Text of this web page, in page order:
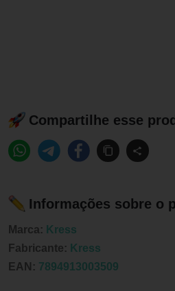
Compartilhe esse
Informações sobre o
Marca: Kress
Fabricante: Kress
EAN: 7894913003509